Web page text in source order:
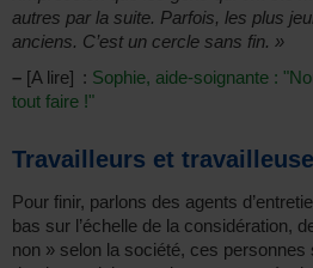
autres par la suite. Parfois, les plus
anciens. C’est un cercle sans fin. »
– [A lire] : Sophie, aide-soignante :
tout faire !"
Travailleurs et
Pour finir, parlons des agents
bas sur l’échelle de la considération,
non » selon la société, ces